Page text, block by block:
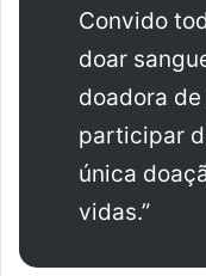
Convido
doar
doadora
participar
única
vidas.”